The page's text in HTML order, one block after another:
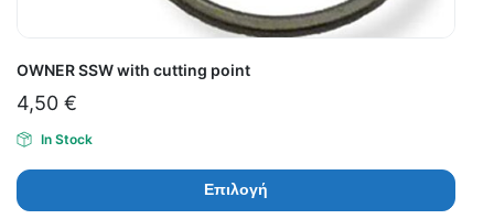
OWNER SSW with cutting point
4,50 €
In Stock
Επιλογή